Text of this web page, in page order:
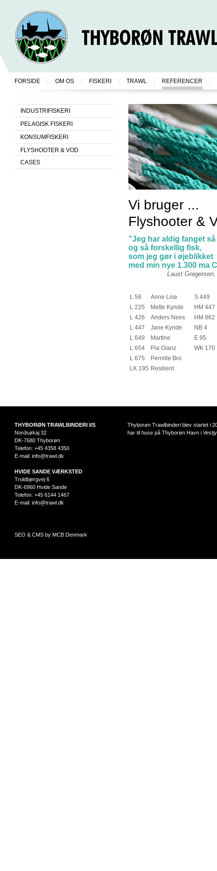
FORSIDE OM OS FISKERI TRAWL REFERENCER
INDUSTRIFISKERI
PELAGISK FISKERI
KONSUMFISKERI
FLYSHOOTER & VOD
CASES
Vi bruger ...
Flyshooter &
”Jeg har aldig fanget
og så forskellig fisk,
som jeg gør i øjeblikket
med min nye 1.300 ma
Laust Gregersen, NB
L 56 Anne Lise
S 449
L 225
Mette Kynde
HM 447
L 426
Anders Nees
HM 862
L 447
Jane Kynde
NB 4
L 649
Martine
E 95
L 654
Pia Glanz
WK 170
L 675
Pernille Bro
LK 195 Resilient
THYBORØN TRAWLBINDERI I/S
Nordsøkaj 32
DK-7680 Thyborøn
Telefon: +45 4358 4350
E-mail: info@trawl.dk
HVIDE SANDE VÆRKSTED
Troldbjergvej 6
DK-6960 Hvide Sande
Telefon: +45 6144 1467
E-mail: info@trawl.dk
Thyborøn Trawlbinderi blev startet i
har til huse på Thyborøn Havn i
SEO & CMS by MCB Denmark